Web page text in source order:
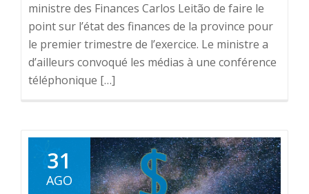
ministre des Finances Carlos Leitão de faire le
point sur l’état des finances de la province pour
le premier trimestre de l’exercice. Le ministre a
d’ailleurs convoqué les médias à une conférence
téléphonique […]
31
AGO